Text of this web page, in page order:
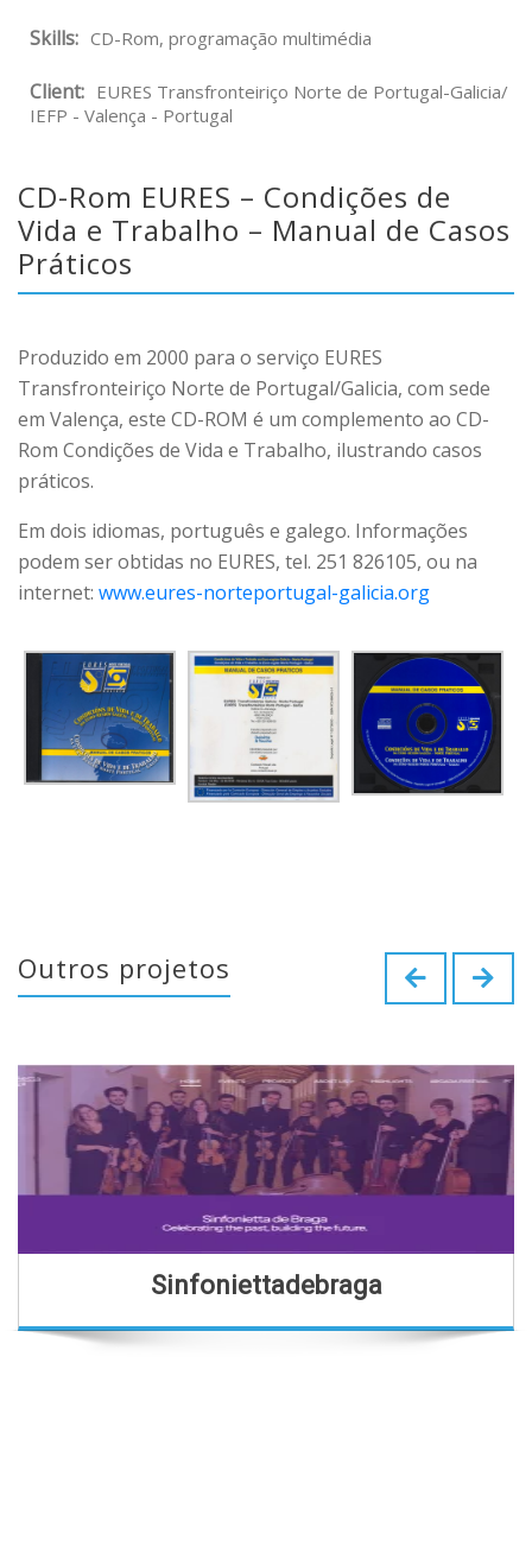
Skills: CD-Rom, programação multimédia
Client: EURES Transfronteiriço Norte de Portugal-Galicia/
IEFP - Valença - Portugal
CD-Rom EURES – Condições de
Vida e Trabalho – Manual de Casos
Práticos
Produzido em 2000 para o serviço EURES
Transfronteiriço Norte de Portugal/Galicia, com sede
em Valença, este CD-ROM é um complemento ao CD-
Rom Condições de Vida e Trabalho, ilustrando casos
práticos.
Em dois idiomas, português e galego. Informações
podem ser obtidas no EURES, tel. 251 826105, ou na
internet: www.eures-norteportugal-galicia.org
Outros projetos
Sinfoniettadebraga